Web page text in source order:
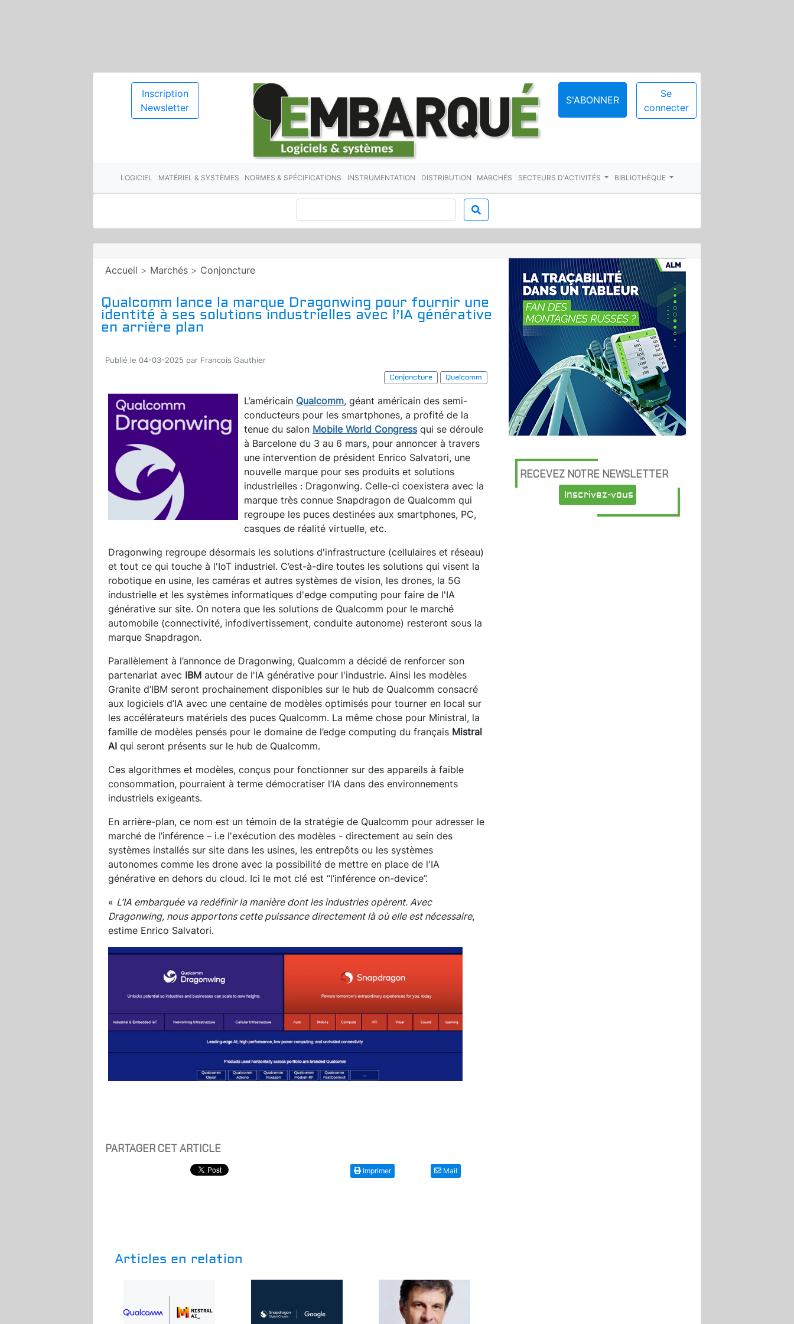
Inscription
Newsletter
S'ABONNER
Se
connecter
LOGICIEL MATÉRIEL & SYSTÈMES NORMES & SPÉCIFICATIONS INSTRUMENTATION DISTRIBUTION MARCHÉS SECTEURS D'ACTIVITÉS BIBLIOTHÈQUE
Accueil > Marchés > Conjoncture
Qualcomm lance la marque Dragonwing pour fournir une
identité à ses solutions industrielles avec l’IA générative
en arrière plan
Publié le 04-03-2025 par Francois Gauthier
Conjoncture
Qualcomm
L’américain Qualcomm, géant américain des semi-
conducteurs pour les smartphones, a profité de la
tenue du salon Mobile World Congressqui se déroule
à Barcelone du 3 au 6 mars, pour annoncer à travers
une intervention de président Enrico Salvatori, une
nouvelle marque pour ses produits et solutions
industrielles : Dragonwing. Celle-ci coexistera avec la
marque très connue Snapdragon de Qualcomm qui
regroupe les puces destinées aux smartphones, PC,
casques de réalité virtuelle, etc.
Dragonwing regroupe désormais les solutions d'infrastructure (cellulaires et réseau)
et tout ce qui touche à l'IoT industriel. C’est-à-dire toutes les solutions qui visent la
robotique en usine, les caméras et autres systèmes de vision, les drones, la 5G
industrielle et les systèmes informatiques d'edge computing pour faire de l'IA
générative sur site. On notera que les solutions de Qualcomm pour le marché
automobile (connectivité, infodivertissement, conduite autonome) resteront sous la
marque Snapdragon.
Parallèlement à l’annonce de Dragonwing, Qualcomm a décidé de renforcer son
partenariat avec IBM autour de l'IA générative pour l'industrie. Ainsi les modèles
Granite d’IBM seront prochainement disponibles sur le hub de Qualcomm consacré
aux logiciels d’IA avec une centaine de modèles optimisés pour tourner en local sur
les accélérateurs matériels des puces Qualcomm. La même chose pour Ministral, la
famille de modèles pensés pour le domaine de l’edge computing du français Mistral
AI qui seront présents sur le hub de Qualcomm.
Ces algorithmes et modèles, conçus pour fonctionner sur des appareils à faible
consommation, pourraient à terme démocratiser l’IA dans des environnements
industriels exigeants.
En arrière-plan, ce nom est un témoin de la stratégie de Qualcomm pour adresser le
marché de l’inférence – i.e l'exécution des modèles - directement au sein des
systèmes installés sur site dans les usines, les entrepôts ou les systèmes
autonomes comme les drone avec la possibilité de mettre en place de l'IA
générative en dehors du cloud. Ici le mot clé est “l’inférence on-device”.
« L’IA embarquée va redéfinir la manière dont les industries opèrent. Avec
Dragonwing, nous apportons cette puissance directement là où elle est nécessaire,
estime Enrico Salvatori.
PARTAGER CET ARTICLE
Imprimer Mail
Articles en relation
RECEVEZ NOTRE NEWSLETTER
Inscrivez-vous